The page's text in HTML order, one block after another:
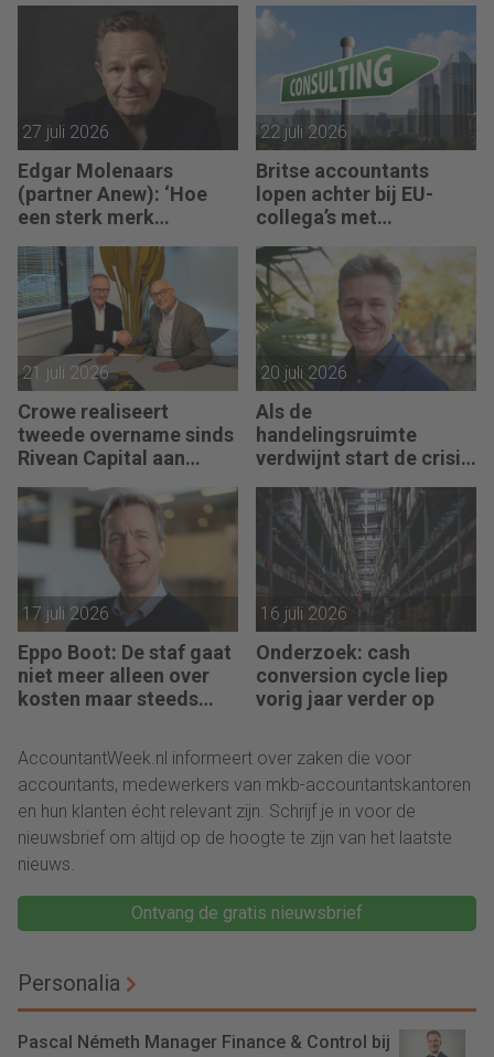
27 juli 2026
Edgar Molenaars
(partner Anew): ‘Hoe
een sterk merk
ontastbare waarde
vertaalt in tastbaar
geld’
22 juli 2026
Britse accountants
lopen achter bij EU-
collega’s met
advieswerk
21 juli 2026
Crowe realiseert
tweede overname sinds
Rivean Capital aan
20 juli 2026
Als de
handelingsruimte
verdwijnt start de crisis
Pim van Berkel
17 juli 2026
Eppo Boot: De staf gaat
niet meer alleen over
kosten maar steeds
16 juli 2026
Onderzoek: cash
conversion cycle liep
vorig jaar verder op
AccountantWeek.nl informeert over zaken die voor
accountants, medewerkers van mkb-accountantskantoren
en hun klanten écht relevant zijn. Schrijf je in voor de
nieuwsbrief om altijd op de hoogte te zijn van het laatste
nieuws.
Ontvang de gratis nieuwsbrief
Personalia
Pascal Németh Manager Finance & Control bij